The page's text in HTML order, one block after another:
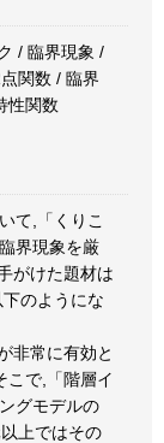
/ 臨界現象 /
関数 / 臨界
性関数
て,「くりこ
界現象を厳
がけた題材は
のようにな
非常に有効と
こで,「階層イ
グモデルの
上ではその